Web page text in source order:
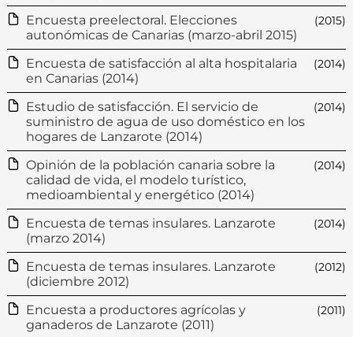
Encuesta preelectoral. Elecciones
autonómicas de Canarias (marzo-abril 2015)
(2015)
Encuesta de satisfacción al alta hospitalaria
en Canarias (2014)
(2014)
Estudio de satisfacción. El servicio de
suministro de agua de uso doméstico en los
hogares de Lanzarote (2014)
(2014)
Opinión de la población canaria sobre la
calidad de vida, el modelo turístico,
medioambiental y energético (2014)
(2014)
Encuesta de temas insulares. Lanzarote
(marzo 2014)
(2014)
Encuesta de temas insulares. Lanzarote
(diciembre 2012)
(2012)
Encuesta a productores agrícolas y
ganaderos de Lanzarote (2011)
(2011)